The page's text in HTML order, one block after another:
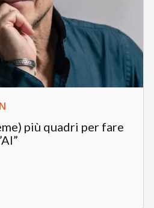
più quadri per fare